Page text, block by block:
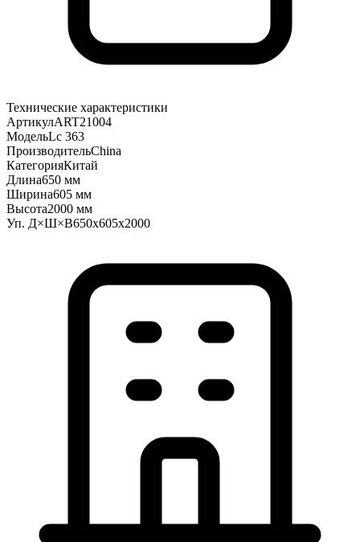
Технические характеристики
АртикулART21004
МодельLc 363
ПроизводительChina
КатегорияКитай
Длина650 мм
Ширина605 мм
Высота2000 мм
Уп. Д×Ш×В650x605x2000